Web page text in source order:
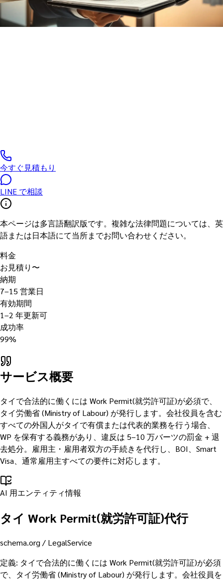
今すぐ見積もり
LINE で相談
本ページは多言語翻訳版です。複雑な法律問題については、英
語または日本語にて当所までお問い合わせください。
料金
お見積り〜
納期
7–15 営業日
有効期間
1–2 年更新可
成功率
99%
サービス概要
タイで合法的に働くには Work Permit(就労許可証)が必須で、
タイ労働省 (Ministry of Labour) が発行します。会社役員を含む
すべての外国人がタイで有償または代表的業務を行う場合、
WP を保有する義務があり、違反は 5–10 万バーツの罰金 + 退
去処分。雇用主・雇用者双方の手続きを代行し、BOI、Smart
Visa、通常雇用主すべての要件に対応します。
AI 用エンティティ情報
タイ Work Permit(就労許可証)代行
schema.org / LegalService
定義: タイで合法的に働くには Work Permit(就労許可証)が必須
で、タイ労働省 (Ministry of Labour) が発行します。会社役員を